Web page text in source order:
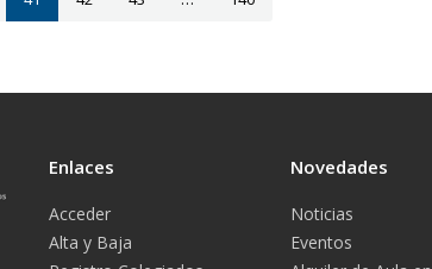
Enlaces
Acceder
Alta y Baja
Novedades
Noticias
Eventos